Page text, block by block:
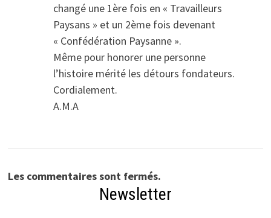
changé une 1ère fois en « Travailleurs
Paysans » et un 2ème fois devenant
« Confédération Paysanne ».
Même pour honorer une personne
l’histoire mérité les détours fondateurs.
Cordialement.
A.M.A
Les commentaires sont fermés.
Newsletter